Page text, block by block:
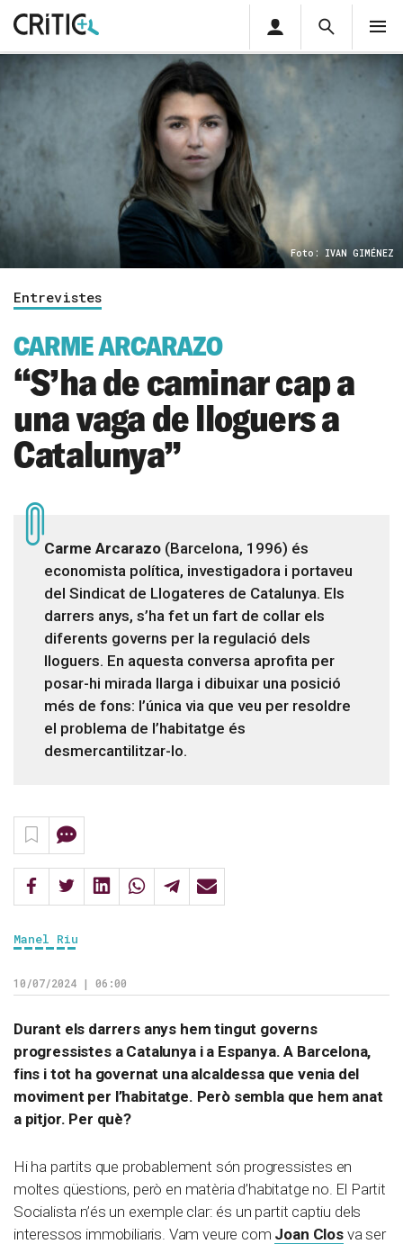
Cerca
Cerca
privada
Subscriu-t'hi
Foto: IVAN GIMÉNEZ
Entrevistes
CARME ARCARAZO
“S’ha de caminar cap a
una vaga de lloguers a
Catalunya”
Carme Arcarazo (Barcelona, 1996) és
economista política, investigadora i portaveu
del Sindicat de Llogateres de Catalunya. Els
darrers anys, s’ha fet un fart de collar els
diferents governs per la regulació dels
lloguers. En aquesta conversa aprofita per
posar-hi mirada llarga i dibuixar una posició
més de fons: l’única via que veu per resoldre
el problema de l’habitatge és
desmercantilitzar-lo.
Manel Riu
10/07/2024 | 06:00
Durant els darrers anys hem tingut governs
progressistes a Catalunya i a Espanya. A Barcelona,
fins i tot ha governat una alcaldessa que venia del
moviment per l’habitatge. Però sembla que hem anat
a pitjor. Per què?
Hi ha partits que probablement són progressistes en
moltes qüestions, però en matèria d’habitatge no. El Partit
Socialista n’és un exemple clar: és un partit captiu dels
interessos immobiliaris. Vam veure com Joan Closva ser